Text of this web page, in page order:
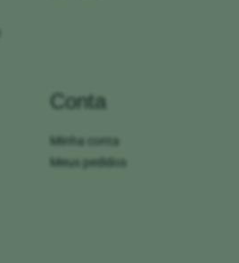
Conta
Minha conta
Meus pedidos